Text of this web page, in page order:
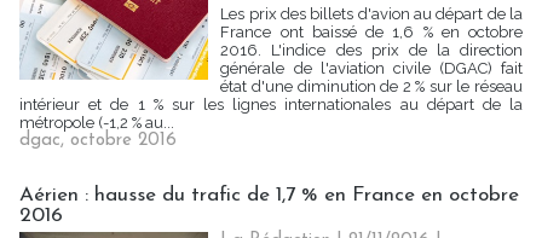
Les prix des billets d'avion au départ de la
France ont baissé de 1,6 % en octobre
2016. L'indice des prix de la direction
générale de l'aviation civile (DGAC) fait
état d'une diminution de 2 % sur le réseau
intérieur et de 1 % sur les lignes internationales au départ de la
métropole (-1,2 % au...
dgac, octobre 2016
Aérien : hausse du trafic de 1,7 % en France en octobre
2016